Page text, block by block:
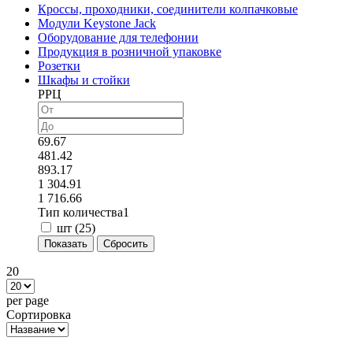
Кроссы, проходники, соединители колпачковые
Модули Keystone Jack
Оборудование для телефонии
Продукция в розничной упаковке
Розетки
Шкафы и стойки
РРЦ
69.67
481.42
893.17
1 304.91
1 716.66
Тип количества1
шт (25)
20
per page
Сортировка